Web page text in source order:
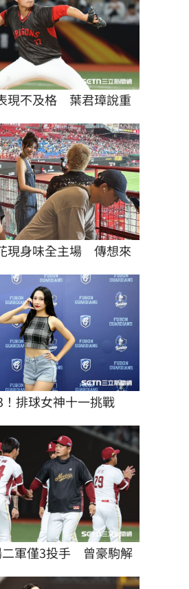
現不及格　葉君璋說重
現身味全主場　傳想來
排球女神十一挑戰
軍僅3投手　曾豪駒解